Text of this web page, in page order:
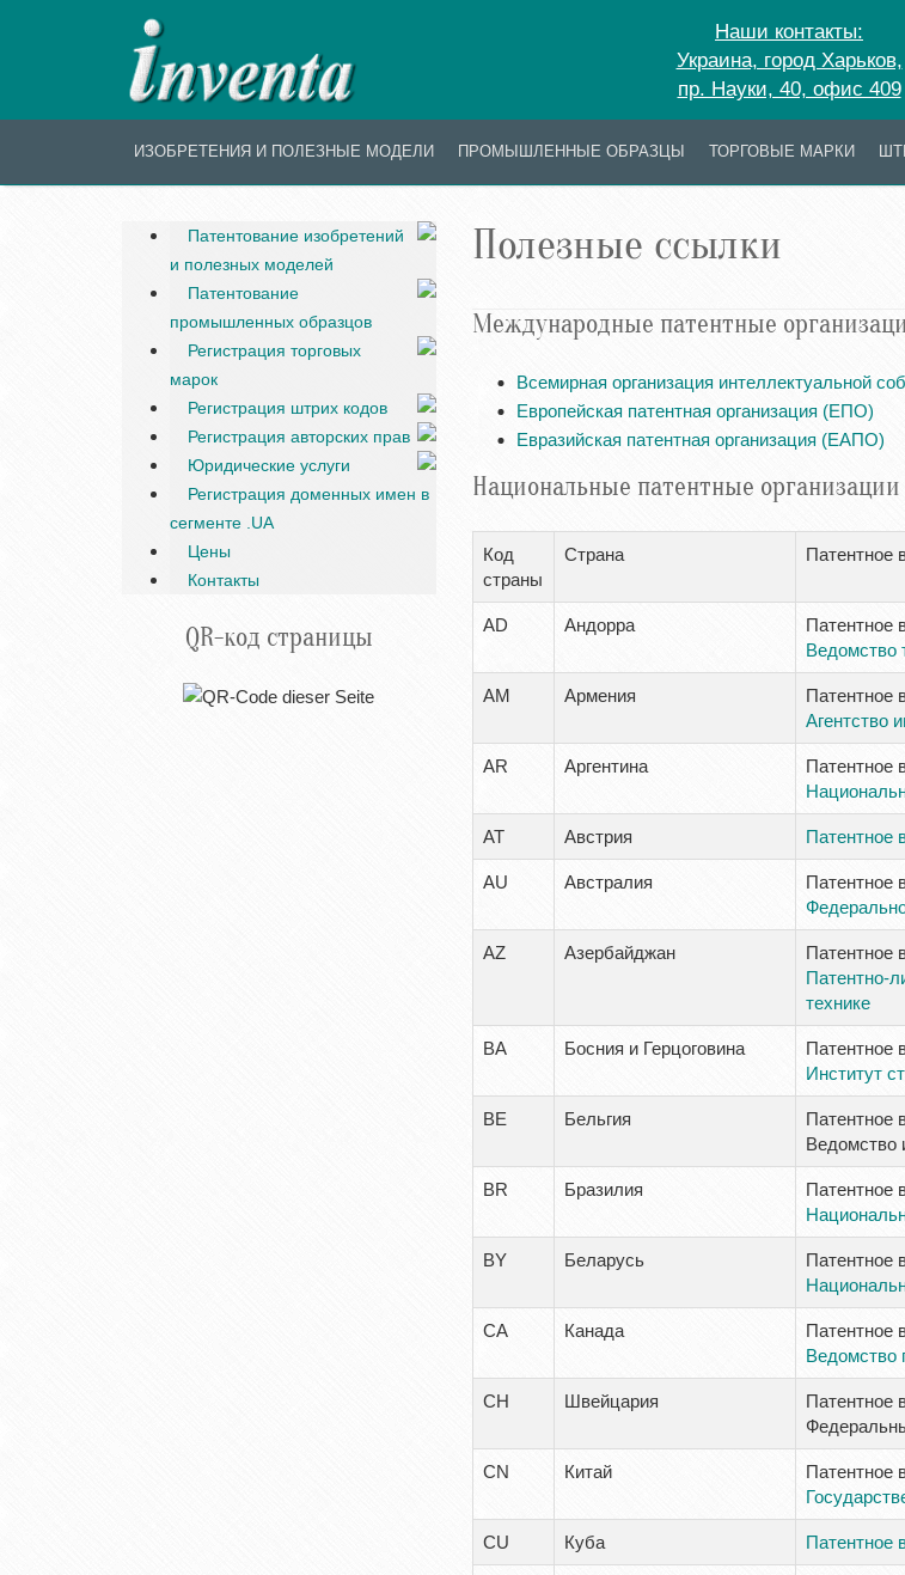
Наши контакты:
Украина, город Харьков,
пр. Науки, 40, офис 409
ИЗОБРЕТЕНИЯ И ПОЛЕЗНЫЕ МОДЕЛИ ПРОМЫШЛЕННЫЕ ОБРАЗЦЫ ТОРГОВЫЕ МАРКИ
Патентование изобретений
и полезных моделей
Патентование
промышленных образцов
Регистрация торговых
марок
Регистрация штрих кодов
Регистрация авторских прав
Юридические услуги
Регистрация доменных имен в
сегменте .UA
Цены
Контакты
QR-код страницы
Полезные ссылки
Международные патентные
Всемирная организация интеллектуальной
Европейская патентная организация (ЕПО)
Евразийская патентная организация (ЕАПО)
Национальные патентные организации
Код
страны
Страна Патентное
AD Андорра
Патентное
Ведомство
AМ Армения
Патентное
Агентство
AR Аргентина
Патентное
AT Австрия Патентное
AU Австралия
Патентное
AZ Азербайджан
Патентное
Патентно-
технике
BA Босния и Герцоговина
Патентное
Институт
BE Бельгия
Патентное
Ведомство
BR Бразилия
Патентное
BY Беларусь
Патентное
CA Канада
Патентное
Ведомство
CH Швейцария
Патентное
CN Китай
Патентное
CU Куба Патентное